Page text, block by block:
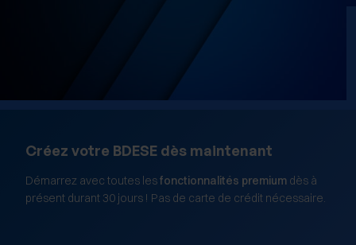
et les annonces, d'offrir des fonctionnalités relatives aux
médias sociaux et d'analyser notre trafic sur les sites
des Editions Tissot et de BDESE online. Retrouvez notre
politique de protection des données personnelles en
Créez votre BDESE dès maintenant
Démarrez avec toutes lesfonctionnalités premium dès à
présent durant 30 jours ! Pas de carte de crédit nécessaire.